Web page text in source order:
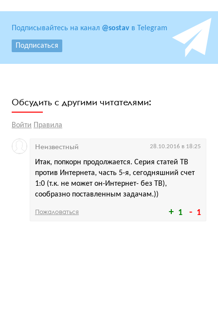
Подписывайтесь на канал @sostav в Telegram
Подписаться
Обсудить с другими читателями:
Войти Правила
1 1
Итак, попкорн продолжается. Серия статей ТВ
против Интернета, часть 5-я, сегодняшний счет
1:0 (т.к. не может он-Интернет- без ТВ),
сообразно поставленным задачам.))
Неизвестный 28.10.2016 в 18:25
Пожаловаться